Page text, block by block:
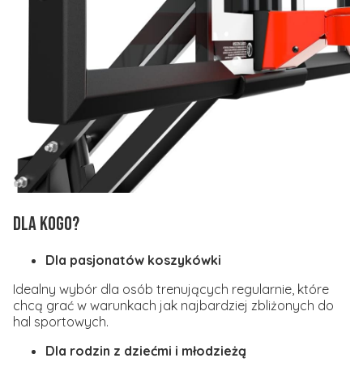
Dla kogo?
Dla pasjonatów koszykówki
Idealny wybór dla osób trenujących regularnie, które
chcą grać w warunkach jak najbardziej zbliżonych do
hal sportowych.
Dla rodzin z dziećmi i młodzieżą